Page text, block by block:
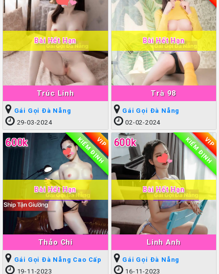
Trúc Linh
Bài Hết Hạn
Gái Gọi Đà Nẵng
29-03-2024
Trà 98
Bài Hết Hạn
Gái Gọi Đà Nẵng
02-02-2024
Thảo Chi
600k VIP
KIỂM ĐỊNH
Bài Hết Hạn
Gái Gọi Đà Nẵng Cao Cấp
19-11-2023
Linh Anh
600k VIP
KIỂM ĐỊNH
Bài Hết Hạn
Gái Gọi Đà Nẵng
16-11-2023